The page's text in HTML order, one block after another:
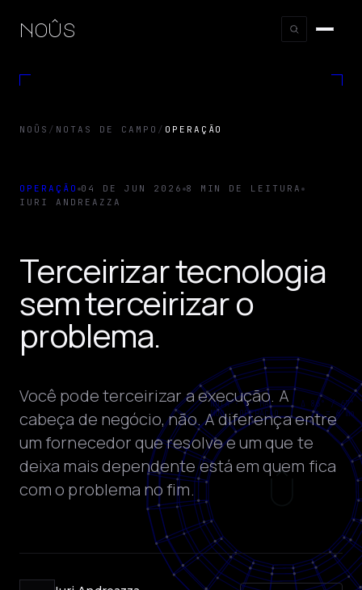
noûs
NOÛS / NOTAS DE CAMPO / OPERAÇÃO
OPERAÇÃO 04 DE JUN 2026 8 MIN DE LEITURA
IURI ANDREAZZA
Terceirizar tecnologia
sem terceirizar o
problema.
Você pode terceirizar a execução. A
cabeça de negócio, não. A diferença entre
um fornecedor que resolve e um que te
deixa mais dependente está em quem fica
com o problema no fim.